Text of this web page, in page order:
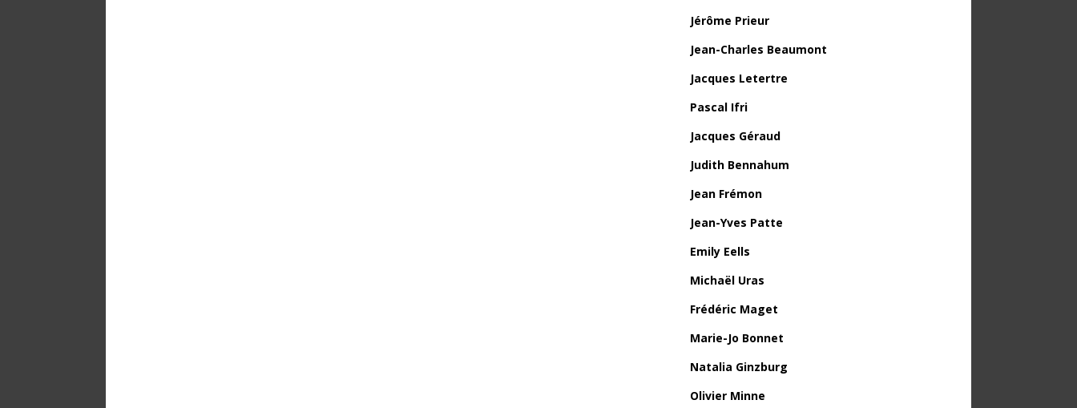
Jérôme Prieur
Jean-Charles Beaumont
Jacques Letertre
Pascal Ifri
Jacques Géraud
Judith Bennahum
Jean Frémon
Jean-Yves Patte
Emily Eells
Michaël Uras
Frédéric Maget
Marie-Jo Bonnet
Natalia Ginzburg
Olivier Minne